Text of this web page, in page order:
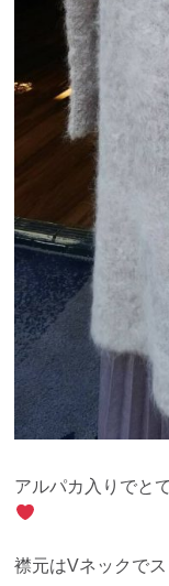
アルパカ入りでと
襟元はVネックでス